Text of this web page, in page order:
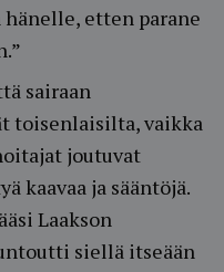
etten parane
sairaan
toisenlaisilta, vaikka
joutuvat
kaavaa ja sääntöjä.
Laakson
siellä itseään